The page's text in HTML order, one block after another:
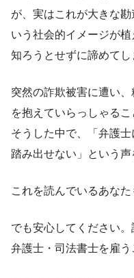
が、実はこれが大きな
いう社会的イメージが
知ろうとせずに諦めてし
突然の詐欺被害に遭い
を抱えていらっしゃるこ
そうした中で、「弁護
踏み出せない」という声
これを読んでいるあなた
でも安心してください
弁護士・司法書士を雇う